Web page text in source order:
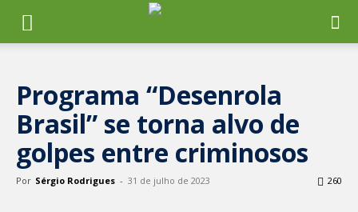
Programa “Desenrola
Brasil” se torna alvo de
golpes entre criminosos
Por Sérgio Rodrigues - 31 de julho de 2023 260